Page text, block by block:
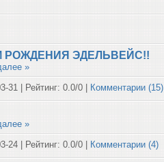
РОЖДЕНИЯ ЭДЕЛЬВЕЙС!!
»
31 | Рейтинг: 0.0/0 | Комментарии (15)
»
24 | Рейтинг: 0.0/0 | Комментарии (4)